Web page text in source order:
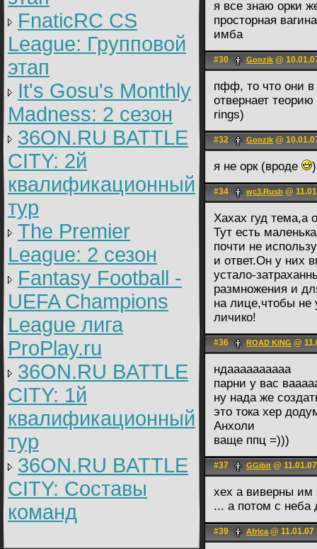
FnaticRC CS
League: Групповой
этап
It's Gosu's Monthly
Madness: 2 сезон
36ON.RU BATTLE
CITY: 2й
квалификационный
тур
The Premier
League: 2 cезон
Fantasy Football -
UEFA Champions
League лига
ProPlay.ru
36ON.RU BATTLE
CITY: 1й
квалификационный
тур
36ON.RU BATTLE
CITY: Составы
команд
я все знаю орки
просторная
имба
#30 Gonzik @
пфф, то что они
отвернает
rings)
#32 Gonzik @
я не орк (вроде )
#34 wc3.Rush @
Хахах гуд тема,а
Тут есть
почти не
и ответ.Он у них
устало-
размножения и
на лице,чтобы не
личико!
#36 ROAD KING @
ндаааааааааа
парни у вас
ну нада же
это тока хер
Анхоли
ваще ппц =)))
#37 GGibit @
хех а виверны им
... а потом с неба
#39 Africa@ 11.01.07